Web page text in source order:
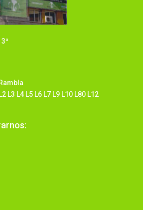
L3 L4 L5 L6 L7 L9 L10 L80 L12